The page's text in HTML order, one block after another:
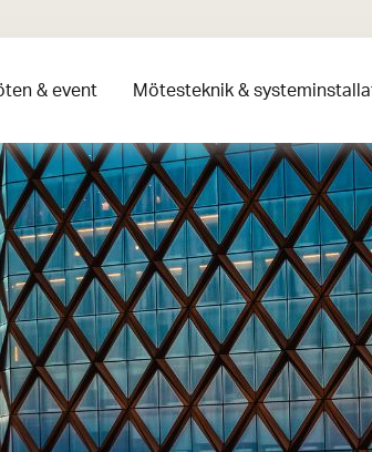
& event Mötesteknik &